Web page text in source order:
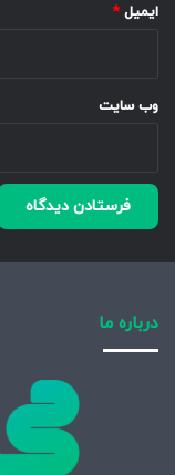
ایمیل *
وب‌ سایت
درباره ما